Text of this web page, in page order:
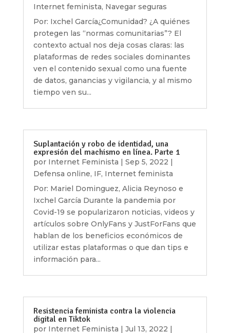
Internet feminista, Navegar seguras
Por: Ixchel García¿Comunidad? ¿A quiénes
protegen las “normas comunitarias”? El
contexto actual nos deja cosas claras: las
plataformas de redes sociales dominantes
ven el contenido sexual como una fuente
de datos, ganancias y vigilancia, y al mismo
tiempo ven su...
Suplantación y robo de identidad, una
expresión del machismo en línea. Parte 1
por Internet Feminista | Sep 5, 2022 |
Defensa online, IF, Internet feminista
Por: Mariel Dominguez, Alicia Reynoso e
Ixchel García Durante la pandemia por
Covid-19 se popularizaron noticias, videos y
artículos sobre OnlyFans y JustForFans que
hablan de los beneficios económicos de
utilizar estas plataformas o que dan tips e
información para...
Resistencia feminista contra la violencia
digital en Tiktok
por Internet Feminista | Jul 13, 2022 |